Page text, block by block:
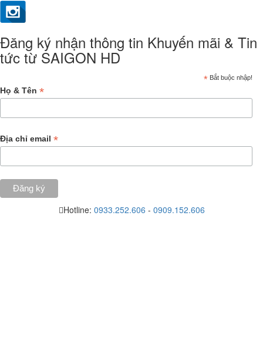
Đăng ký nhận thông tin Khuyến mãi & Tin
tức từ SAIGON HD
* Bắt buộc nhập!
Họ & Tên *
Địa chỉ email *
Hotline: 0933.252.606 - 0909.152.606